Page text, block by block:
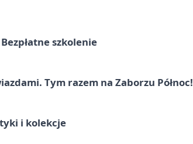
szkolenie
Tym razem na Zaborzu Północ!
i kolekcje